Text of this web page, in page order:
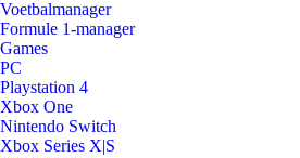
Voetbalmanager
Formule 1-manager
Games
PC
Playstation 4
Xbox One
Nintendo Switch
Xbox Series X|S